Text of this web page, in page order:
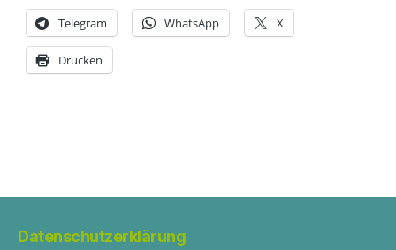
Telegram WhatsApp X
Drucken
Datenschutzerklärung